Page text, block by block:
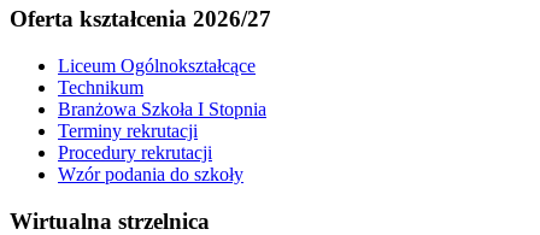
Oferta kształcenia 2026/27
Liceum Ogólnokształcące
Technikum
Branżowa Szkoła I Stopnia
Terminy rekrutacji
Procedury rekrutacji
Wzór podania do szkoły
Wirtualna strzelnica